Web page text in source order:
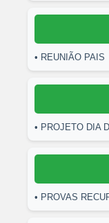
• REUNIÃO PAIS
• PROJETO DIA
• PROVAS